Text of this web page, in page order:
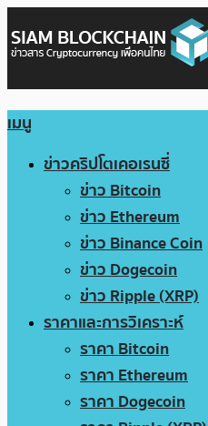
เมนู
ข่าวคริปโตเคอเรนซี่
ข่าว Bitcoin
ข่าว Ethereum
ข่าว Binance Coin
ข่าว Dogecoin
ข่าว Ripple (XRP)
ราคาและการวิเคราะห์
ราคา Bitcoin
ราคา Ethereum
ราคา Dogecoin